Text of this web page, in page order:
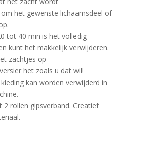
het gewenste lichaamsdeel of
tot 40 min is het volledig
kunt het makkelijk verwijderen.
zachtjes op
het zoals u dat wil!
kan worden verwijderd in
2 rollen gipsverband. Creatief